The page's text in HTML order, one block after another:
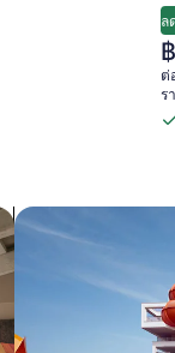
ล
ร
ปั
คื
ต่
ร
ค้นหาที่พักที่มีสวนน้ำ